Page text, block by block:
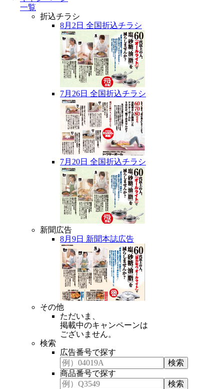
一覧
折込チラシ
8月2日 全国折込チラシ
7月26日 全国折込チラシ
7月20日 全国折込チラシ
新聞広告
8月9日 新聞本誌広告
その他
ただいま、
掲載中のキャンペーンは
ございません。
検索
広告番号で探す
商品番号で探す